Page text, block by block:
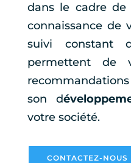
dans le cadre de
connaissance de
suivi constant
permettent de
son d
votre société.
CONTACTEZ-NOUS